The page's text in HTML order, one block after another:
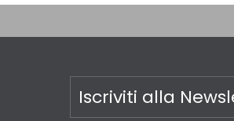
Iscriviti alla